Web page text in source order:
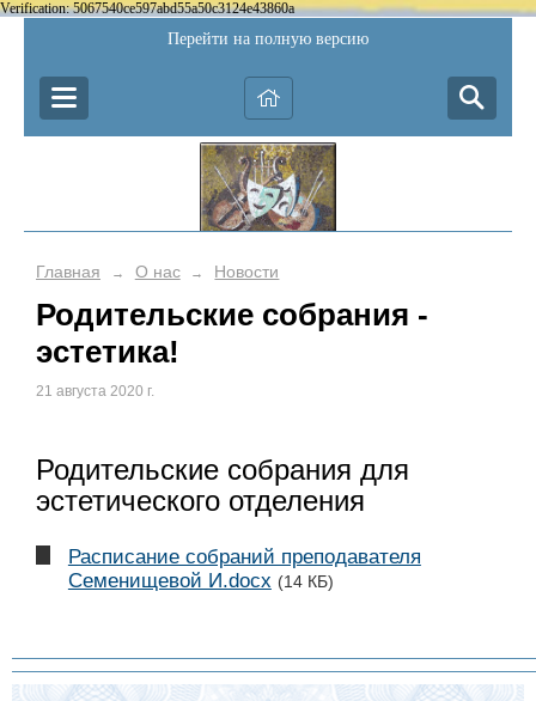
Verification: 5067540ce597abd55a50c3124e43860a
Перейти на полную версию
Главная → О нас → Новости
Родительские собрания -
эстетика!
21 августа 2020 г.
Родительские собрания для
эстетического отделения
Расписание собраний преподавателя
Семенищевой И.docx (14 КБ)